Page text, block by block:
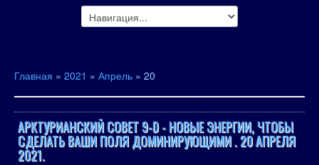
Главная » 2021 » Апрель » 20
АРКТУРИАНСКИЙ СОВЕТ 9-D - НОВЫЕ ЭНЕРГИИ, ЧТОБЫ
СДЕЛАТЬ ВАШИ ПОЛЯ ДОМИНИРУЮЩИМИ . 20 АПРЕЛЯ
2021.